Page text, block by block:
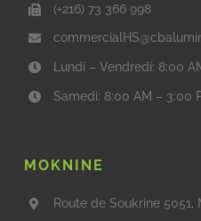
(+216) 73 366 998
Lundi – Vendredi: 8:00
Samedi: 8:00 AM – 3:00
MOKNINE
Route de Soukrine 5051,